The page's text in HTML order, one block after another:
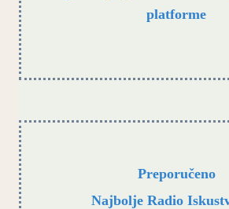
platforme
Preporučeno
Najbolje Radio